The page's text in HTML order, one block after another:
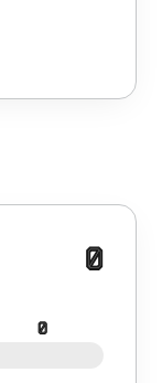
0
0